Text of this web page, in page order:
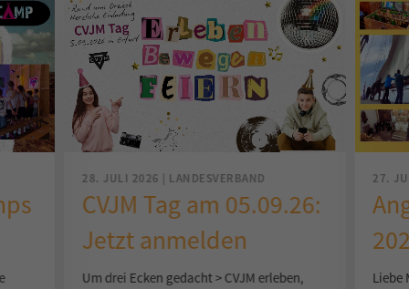
28. JULI 2026 | LANDESVERBAND
CVJM Tag am 05.09.26:
Jetzt anmelden
Um drei Ecken gedacht > CVJM erleben,
27.
Liebe